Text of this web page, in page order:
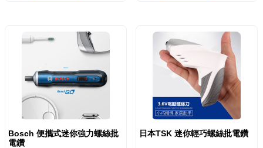
Bosch 便攜式迷你強力螺絲批
電鑽
日本TSK 迷你輕巧螺絲批電鑽